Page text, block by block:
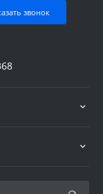
звонок